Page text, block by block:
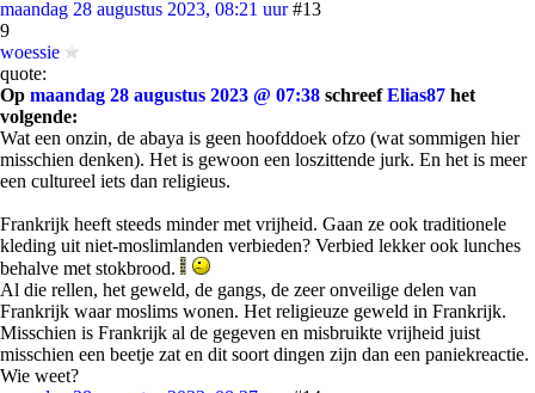
maandag 28 augustus 2023, 08:21 uur #13
9
woessie
quote:
Op maandag 28 augustus 2023 @ 07:38 schreefElias87 het
volgende:
Wat een onzin, de abaya is geen hoofddoek ofzo (wat sommigen hier
misschien denken). Het is gewoon een loszittende jurk. En het is meer
een cultureel iets dan religieus.
Frankrijk heeft steeds minder met vrijheid. Gaan ze ook traditionele
kleding uit niet-moslimlanden verbieden? Verbied lekker ook lunches
behalve met stokbrood.
Al die rellen, het geweld, de gangs, de zeer onveilige delen van
Frankrijk waar moslims wonen. Het religieuze geweld in Frankrijk.
Misschien is Frankrijk al de gegeven en misbruikte vrijheid juist
misschien een beetje zat en dit soort dingen zijn dan een paniekreactie.
Wie weet?